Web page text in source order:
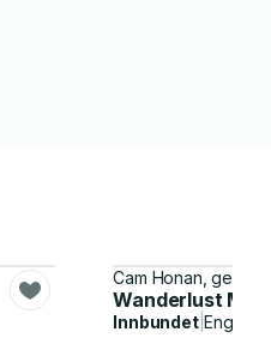
Cam Honan,
Wanderlust
Innbundet|Engelsk